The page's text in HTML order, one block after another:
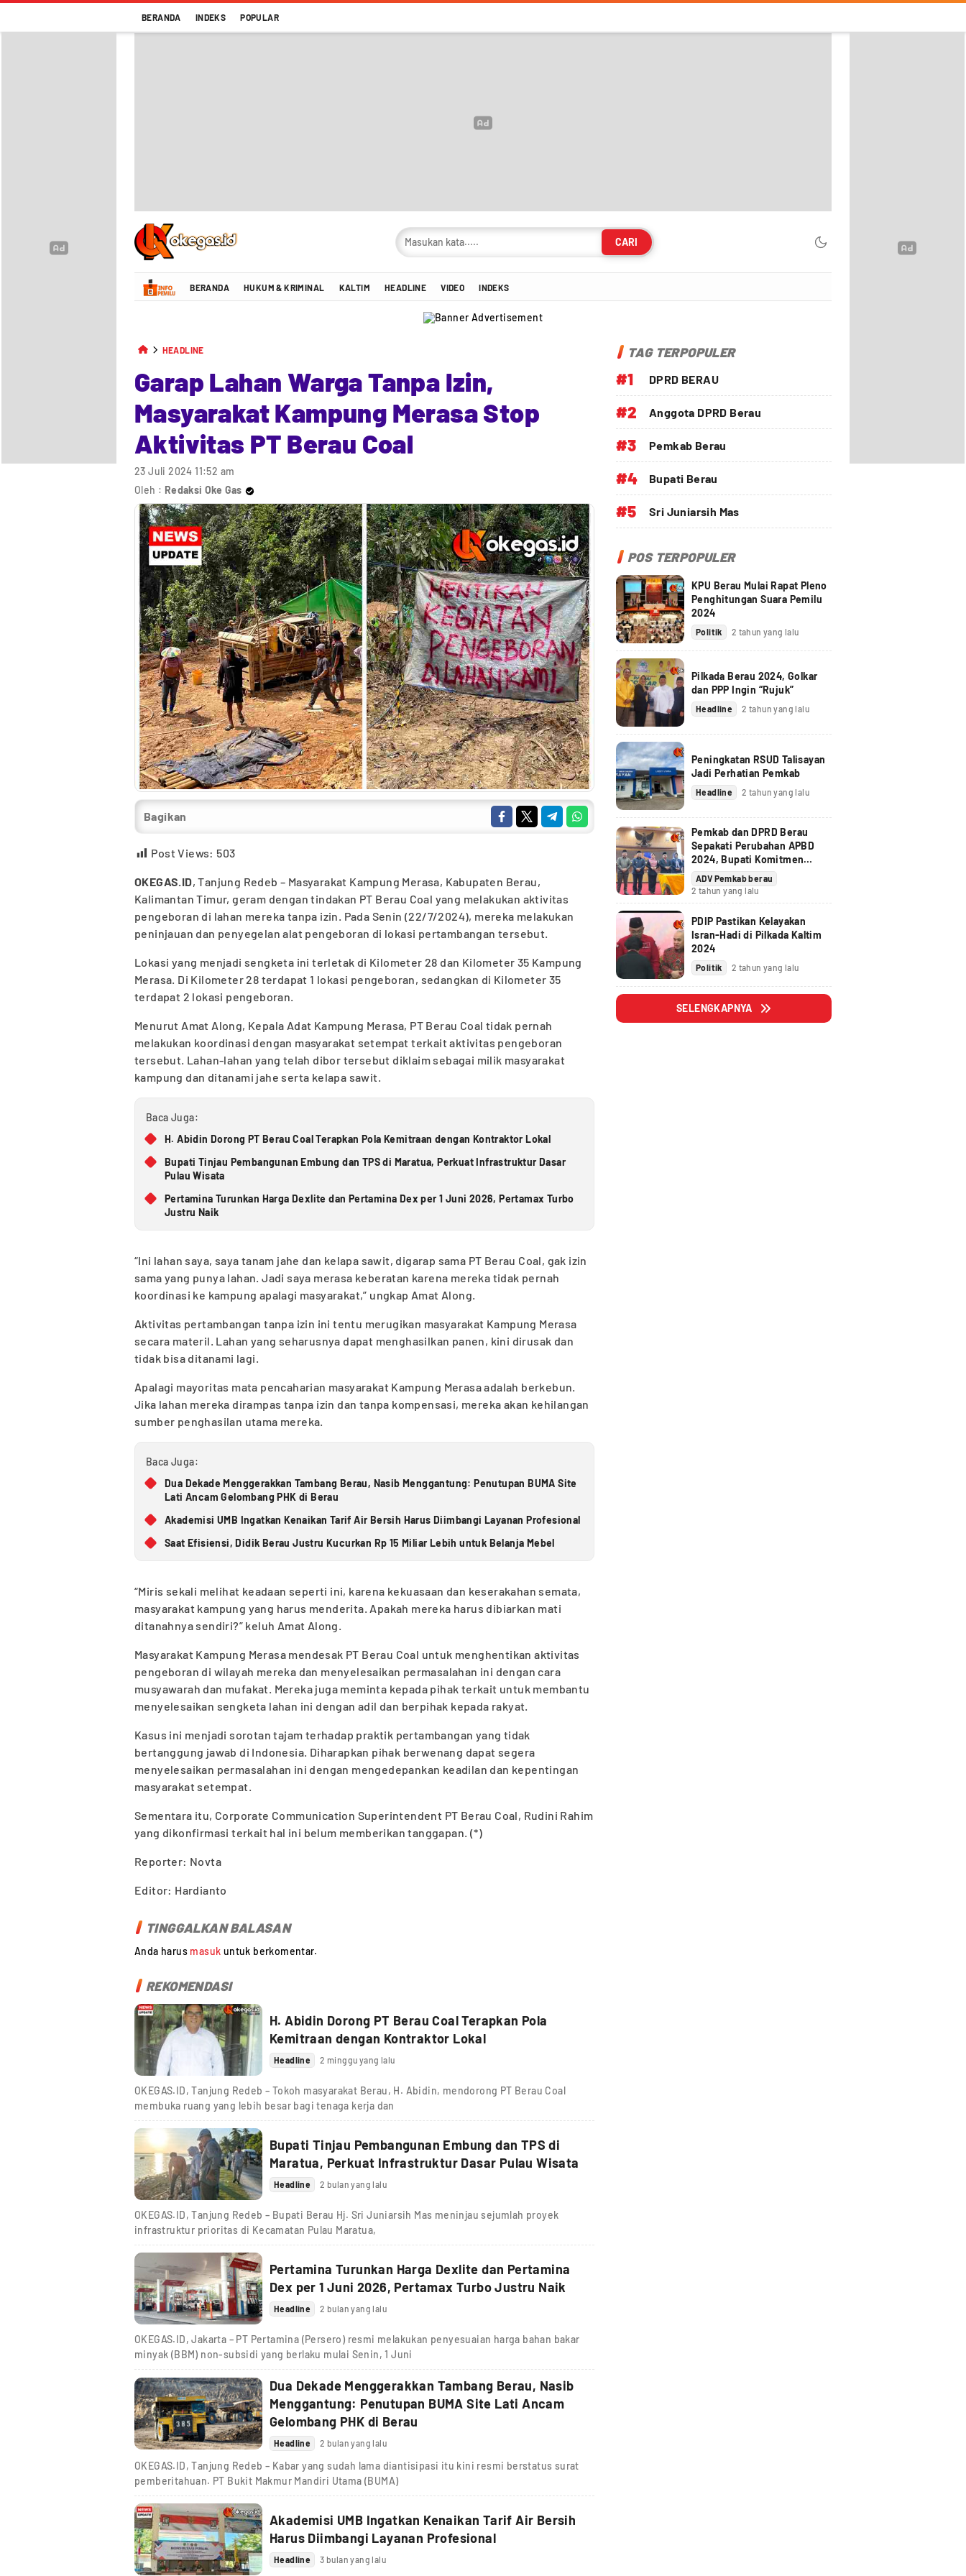
BERANDA INDEKS POPULAR
Oke Gas Indonesia | Energi Positif Informasi Terkini!
CARI
BERANDA HUKUM & KRIMINAL KALTIM HEADLINE VIDEO INDEKS
HEADLINE
Garap Lahan Warga Tanpa Izin,
Masyarakat Kampung Merasa Stop
Aktivitas PT Berau Coal
23 Juli 2024 11:52 am
Oleh : Redaksi Oke Gas
Bagikan
Post Views: 503
OKEGAS.ID, Tanjung Redeb – Masyarakat Kampung Merasa, Kabupaten Berau,
Kalimantan Timur, geram dengan tindakan PT Berau Coal yang melakukan aktivitas
pengeboran di lahan mereka tanpa izin. Pada Senin (22/7/2024), mereka melakukan
peninjauan dan penyegelan alat pengeboran di lokasi pertambangan tersebut.
Lokasi yang menjadi sengketa ini terletak di Kilometer 28 dan Kilometer 35 Kampung
Merasa. Di Kilometer 28 terdapat 1 lokasi pengeboran, sedangkan di Kilometer 35
terdapat 2 lokasi pengeboran.
Menurut Amat Along, Kepala Adat Kampung Merasa, PT Berau Coal tidak pernah
melakukan koordinasi dengan masyarakat setempat terkait aktivitas pengeboran
tersebut. Lahan-lahan yang telah dibor tersebut diklaim sebagai milik masyarakat
kampung dan ditanami jahe serta kelapa sawit.
Baca Juga:
H. Abidin Dorong PT Berau Coal Terapkan Pola Kemitraan dengan Kontraktor Lokal
Bupati Tinjau Pembangunan Embung dan TPS di Maratua, Perkuat Infrastruktur Dasar
Pulau Wisata
Pertamina Turunkan Harga Dexlite dan Pertamina Dex per 1 Juni 2026, Pertamax Turbo
Justru Naik
“Ini lahan saya, saya tanam jahe dan kelapa sawit, digarap sama PT Berau Coal, gak izin
sama yang punya lahan. Jadi saya merasa keberatan karena mereka tidak pernah
koordinasi ke kampung apalagi masyarakat,” ungkap Amat Along.
Aktivitas pertambangan tanpa izin ini tentu merugikan masyarakat Kampung Merasa
secara materil. Lahan yang seharusnya dapat menghasilkan panen, kini dirusak dan
tidak bisa ditanami lagi.
Apalagi mayoritas mata pencaharian masyarakat Kampung Merasa adalah berkebun.
Jika lahan mereka dirampas tanpa izin dan tanpa kompensasi, mereka akan kehilangan
sumber penghasilan utama mereka.
Baca Juga:
Dua Dekade Menggerakkan Tambang Berau, Nasib Menggantung: Penutupan BUMA Site
Lati Ancam Gelombang PHK di Berau
Akademisi UMB Ingatkan Kenaikan Tarif Air Bersih Harus Diimbangi Layanan Profesional
Saat Efisiensi, Didik Berau Justru Kucurkan Rp 15 Miliar Lebih untuk Belanja Mebel
“Miris sekali melihat keadaan seperti ini, karena kekuasaan dan keserakahan semata,
masyarakat kampung yang harus menderita. Apakah mereka harus dibiarkan mati
ditanahnya sendiri?” keluh Amat Along.
Masyarakat Kampung Merasa mendesak PT Berau Coal untuk menghentikan aktivitas
pengeboran di wilayah mereka dan menyelesaikan permasalahan ini dengan cara
musyawarah dan mufakat. Mereka juga meminta kepada pihak terkait untuk membantu
menyelesaikan sengketa lahan ini dengan adil dan berpihak kepada rakyat.
Kasus ini menjadi sorotan tajam terhadap praktik pertambangan yang tidak
bertanggung jawab di Indonesia. Diharapkan pihak berwenang dapat segera
menyelesaikan permasalahan ini dengan mengedepankan keadilan dan kepentingan
masyarakat setempat.
Sementara itu, Corporate Communication Superintendent PT Berau Coal, Rudini Rahim
yang dikonfirmasi terkait hal ini belum memberikan tanggapan. (*)
Reporter: Novta
Editor: Hardianto
TINGGALKAN BALASAN
Anda harus masuk untuk berkomentar.
REKOMENDASI
H. Abidin Dorong PT Berau Coal Terapkan Pola
Kemitraan dengan Kontraktor Lokal
Headline 2 minggu yang lalu
OKEGAS.ID, Tanjung Redeb – Tokoh masyarakat Berau, H. Abidin, mendorong PT Berau Coal
membuka ruang yang lebih besar bagi tenaga kerja dan
Bupati Tinjau Pembangunan Embung dan TPS di
Maratua, Perkuat Infrastruktur Dasar Pulau Wisata
Headline 2 bulan yang lalu
OKEGAS.ID, Tanjung Redeb – Bupati Berau Hj. Sri Juniarsih Mas meninjau sejumlah proyek
infrastruktur prioritas di Kecamatan Pulau Maratua,
Pertamina Turunkan Harga Dexlite dan Pertamina
Dex per 1 Juni 2026, Pertamax Turbo Justru Naik
Headline 2 bulan yang lalu
OKEGAS.ID, Jakarta – PT Pertamina (Persero) resmi melakukan penyesuaian harga bahan bakar
minyak (BBM) non-subsidi yang berlaku mulai Senin, 1 Juni
Dua Dekade Menggerakkan Tambang Berau, Nasib
Menggantung: Penutupan BUMA Site Lati Ancam
Gelombang PHK di Berau
Headline 2 bulan yang lalu
OKEGAS.ID, Tanjung Redeb – Kabar yang sudah lama diantisipasi itu kini resmi berstatus surat
pemberitahuan. PT Bukit Makmur Mandiri Utama (BUMA)
Akademisi UMB Ingatkan Kenaikan Tarif Air Bersih
Harus Diimbangi Layanan Profesional
Headline 3 bulan yang lalu
TAG TERPOPULER
#1 DPRD BERAU
#2 Anggota DPRD Berau
#3 Pemkab Berau
#4 Bupati Berau
#5 Sri Juniarsih Mas
POS TERPOPULER
KPU Berau Mulai Rapat Pleno
Penghitungan Suara Pemilu
2024
Politik 2 tahun yang lalu
Pilkada Berau 2024, Golkar
dan PPP Ingin “Rujuk”
Headline 2 tahun yang lalu
Peningkatan RSUD Talisayan
Jadi Perhatian Pemkab
Headline 2 tahun yang lalu
Pemkab dan DPRD Berau
Sepakati Perubahan APBD
2024, Bupati Komitmen
Tindak Lanjuti Pandangan
Fraksi
ADV Pemkab berau
2 tahun yang lalu
PDIP Pastikan Kelayakan
Isran-Hadi di Pilkada Kaltim
2024
Politik 2 tahun yang lalu
SELENGKAPNYA